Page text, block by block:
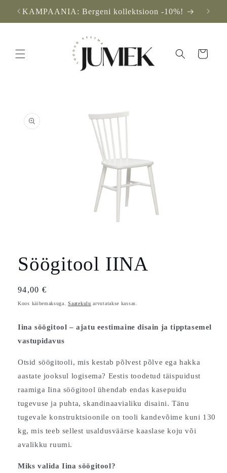
sisuKAMPAANIA: Bergeni kollektsioon -10%!
Ostukorv
Tooteinfo
juurde
Söögitool IINA
Tavahind
94,00 €
Koos käibemaksuga.Saatekulu arvutatakse kassas.
Iina söögitool – ajatu eestimaine disain ja tipptasemel
vastupidavus
Otsid söögitooli, mis kestab põlvest põlve ega hakka
aastate jooksul logisema? Eestis toodetud täispuidust
raamiga Iina söögitool ühendab endas kasepuidu
tugevuse ja puhta, skandinaavialiku disaini. Tänu
tugevale konstruktsioonile on tooli kandevõime kuni 130
kg, mis teeb sellest usaldusväärse kaaslase koju või
avalikku ruumi.
Miks valida Iina söögitool?